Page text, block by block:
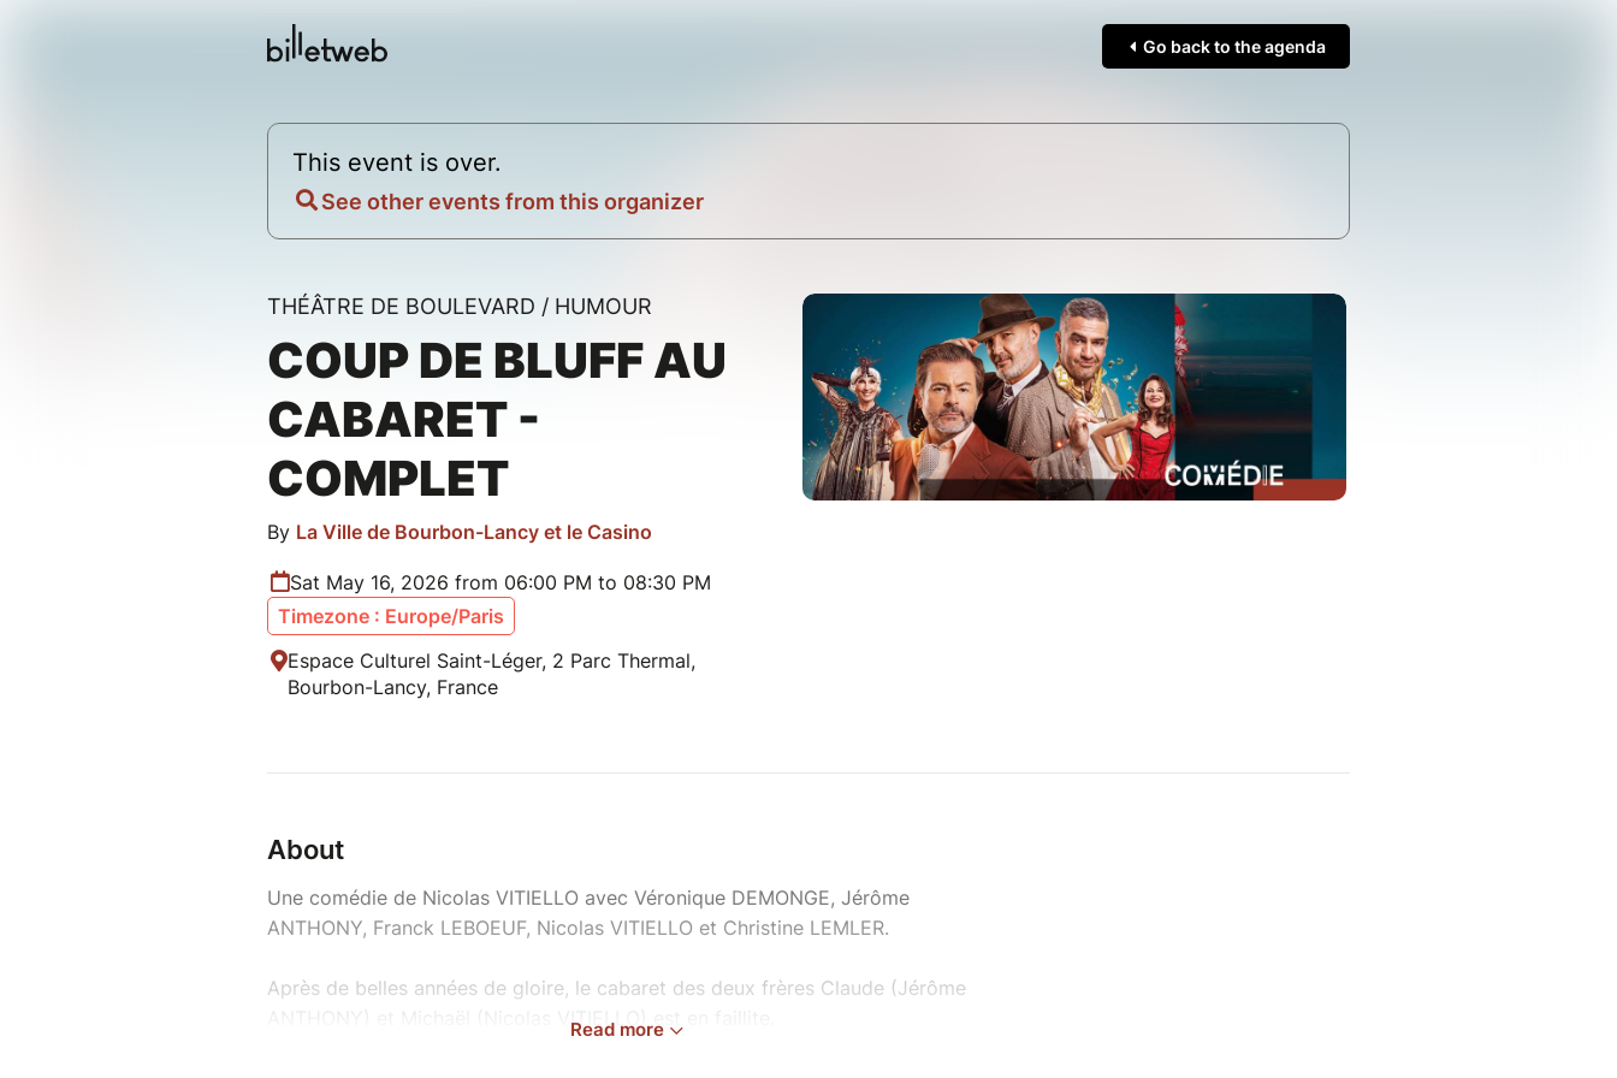
Go back to the agenda
This event is over.
See other events from this organizer
THÉÂTRE DE BOULEVARD / HUMOUR
COUP DE BLUFF AU
CABARET -
COMPLET
By La Ville de Bourbon-Lancy et le Casino
Sat May 16, 2026 from 06:00 PM to 08:30 PM
Timezone : Europe/Paris
Espace Culturel Saint-Léger, 2 Parc Thermal,
Bourbon-Lancy, France
About
Une comédie de Nicolas VITIELLO avec Véronique DEMONGE, Jérôme
ANTHONY, Franck LEBOEUF, Nicolas VITIELLO et Christine LEMLER.
Après de belles années de gloire, le cabaret des deux frères Claude (Jérôme
ANTHONY) et Michaël (Nicolas VITIELLO) est en faillite.
Read more